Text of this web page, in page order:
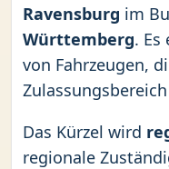
Ravensburg im
Württemberg. Es
von Fahrzeugen,
Das Kürzel wird
regionale